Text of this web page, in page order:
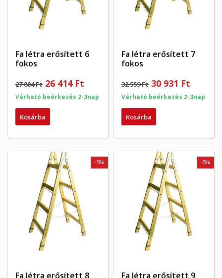
Fa létra erősített 6
fokos
27 804 Ft 26 414 Ft
Várható beérkezés 2-3nap
Kosárba
Fa létra erősített 7
fokos
32 559 Ft 30 931 Ft
Várható beérkezés 2-3nap
Kosárba
Fa létra erősített 8
-5%
Fa létra erősített 9
-5%